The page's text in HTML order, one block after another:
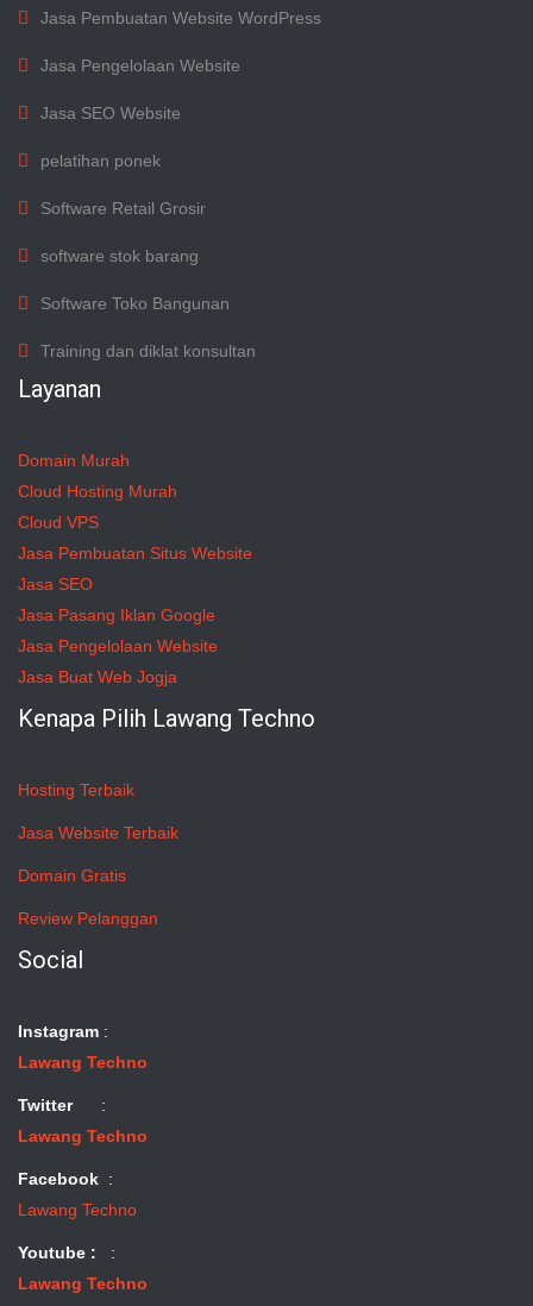
Jasa Pembuatan Website WordPress
Jasa Pengelolaan Website
Jasa SEO Website
pelatihan ponek
Software Retail Grosir
software stok barang
Software Toko Bangunan
Training dan diklat konsultan
Layanan
Domain Murah
Cloud Hosting Murah
Cloud VPS
Jasa Pembuatan Situs Website
Jasa SEO
Jasa Pasang Iklan Google
Jasa Pengelolaan Website
Jasa Buat Web Jogja
Kenapa Pilih Lawang Techno
Hosting Terbaik
Jasa Website Terbaik
Domain Gratis
Review Pelanggan
Social
Instagram :
Lawang Techno
Twitter:
Lawang Techno
Facebook :
Lawang Techno
Youtube :
:
Lawang Techno